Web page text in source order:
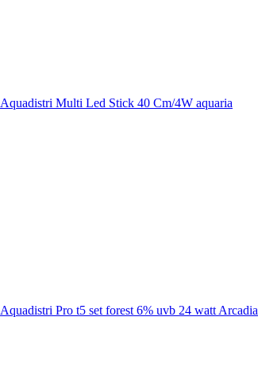
Aquadistri Multi Led Stick 40 Cm/4W aquaria
Aquadistri Pro t5 set forest 6% uvb 24 watt Arcadia